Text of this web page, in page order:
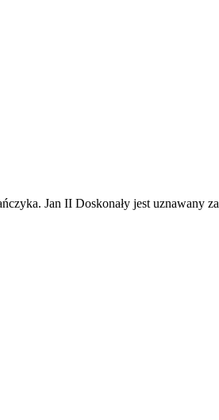
Jan II Doskonały jest uznawany za